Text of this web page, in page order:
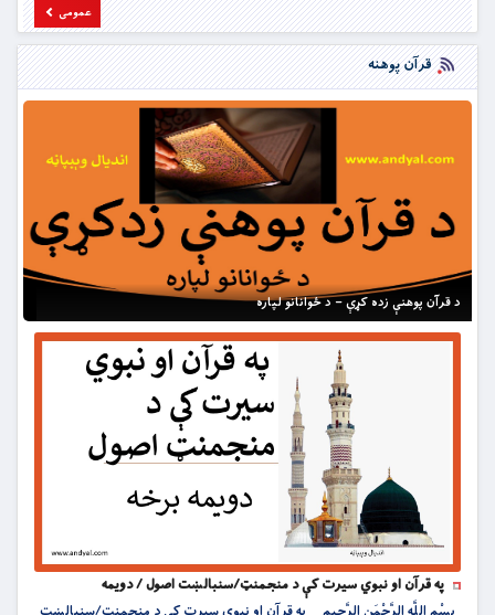
عمومی
قرآن پوهنه
د قرآن پوهنې زده کړې – د ځوانانو لپاره
په قرآن او نبوي سیرت کې د منجمنټ/سنبالښت اصول / دویمه